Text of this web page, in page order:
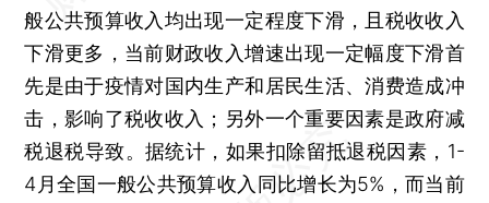
般公共预算收入均出现一定程度下滑，且税收收入
下滑更多，当前财政收入增速出现一定幅度下滑首
先是由于疫情对国内生产和居民生活、消费造成冲
击，影响了税收收入；另外一个重要因素是政府减
税退税导致。据统计，如果扣除留抵退税因素，1-
4月全国一般公共预算收入同比增长为5%，而当前